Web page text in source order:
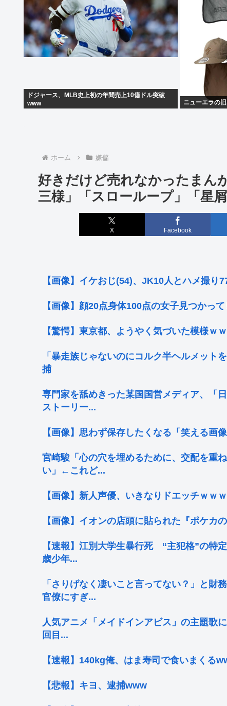
ドジャース、МLB史上初の年間売上10億ドル突破
www
ニューエラの
ホーム 嫌儲
好きだけど売れなかったま
三様」「スローループ」「星
X Facebook
【画像】イケおじ(54)、JK10人とハメ撮
【画像】顔20点身体100点の女子見つかっ
【驚愕】東京都、ようやく気づいた模様ｗ
「暴走族じゃないのにコルク半ヘルメッ
捕
専門家を舐めきった某国国営メディア、「
ストーリー...
【画像】思わず保存したくなる「笑える画
宮崎駿「心の穴を埋めるために、交配を重
い」←これど...
【画像】新人声優、いきなりドエッチｗｗ
【画像】イオンの店頭に貼られた『ポケカ
【速報】江別大学生暴行死 “主犯格”の特
歳少年...
「さりげなく凄いこと言ってない？」と財
官僚にすぎ...
人気アニメ「メイドインアビス」の主題歌
回目...
【速報】140kg俺、はま寿司で食いまくる
【悲報】キヨ、逮捕www